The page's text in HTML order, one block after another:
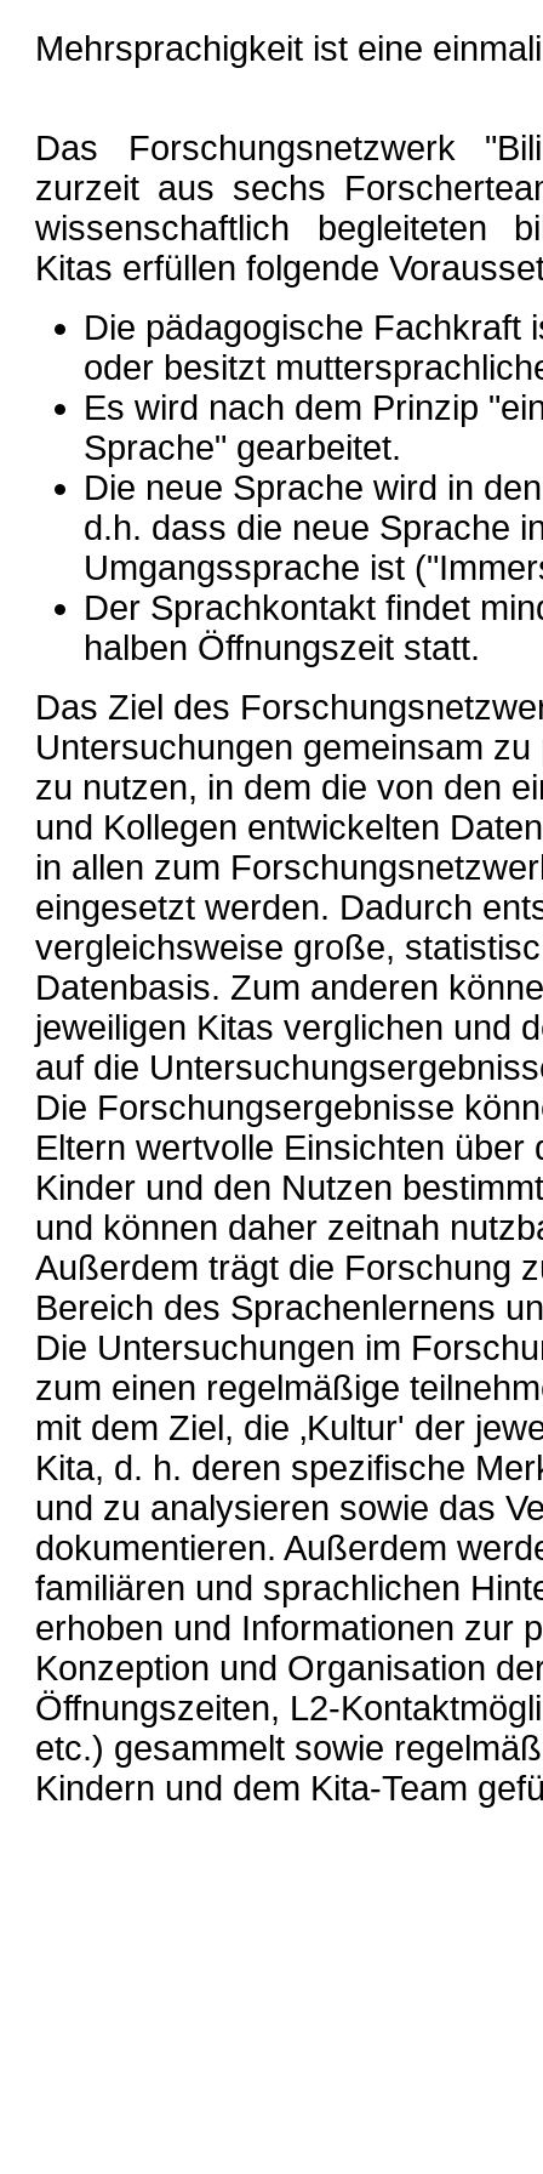
Mehrsprachigkeit ist eine
Das Forschungsnetzwerk
zurzeit aus sechs
wissenschaftlich begleiteten
Kitas erfüllen folgende
Die pädagogische Fachkraft
oder besitzt
Es wird nach dem Prinzip
Sprache" gearbeitet.
Die neue Sprache wird in
d.h. dass die neue Sprache
Umgangssprache ist
Der Sprachkontakt findet
halben Öffnungszeit statt.
Das Ziel des
Untersuchungen gemeinsam
zu nutzen, in dem die von den
und Kollegen entwickelten
in allen zum
eingesetzt werden. Dadurch
vergleichsweise große,
Datenbasis. Zum anderen
jeweiligen Kitas verglichen und
auf die
Die Forschungsergebnisse
Eltern wertvolle Einsichten über
Kinder und den Nutzen
und können daher zeitnah
Außerdem trägt die Forschung
Bereich des Sprachenlernens
Die Untersuchungen im
zum einen regelmäßige
mit dem Ziel, die ‚Kultur' der
Kita, d. h. deren spezifische
und zu analysieren sowie das
dokumentieren. Außerdem
familiären und sprachlichen
erhoben und Informationen zur
Konzeption und Organisation
Öffnungszeiten, L2-
etc.) gesammelt sowie
Kindern und dem Kita-Team